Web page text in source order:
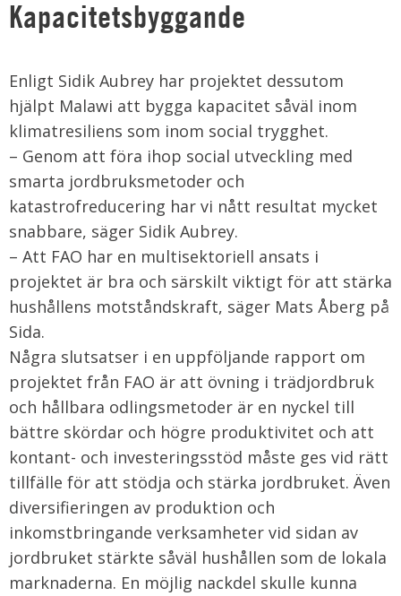
Kapacitetsbyggande
Enligt Sidik Aubrey har projektet dessutom
hjälpt Malawi att bygga kapacitet såväl inom
klimatresiliens som inom social trygghet.
– Genom att föra ihop social utveckling med
smarta jordbruksmetoder och
katastrofreducering har vi nått resultat mycket
snabbare, säger Sidik Aubrey.
– Att FAO har en multisektoriell ansats i
projektet är bra och särskilt viktigt för att stärka
hushållens motståndskraft, säger Mats Åberg på
Sida.
Några slutsatser i en uppföljande rapport om
projektet från FAO är att övning i trädjordbruk
och hållbara odlingsmetoder är en nyckel till
bättre skördar och högre produktivitet och att
kontant- och investeringsstöd måste ges vid rätt
tillfälle för att stödja och stärka jordbruket. Även
diversifieringen av produktion och
inkomstbringande verksamheter vid sidan av
jordbruket stärkte såväl hushållen som de lokala
marknaderna. En möjlig nackdel skulle kunna